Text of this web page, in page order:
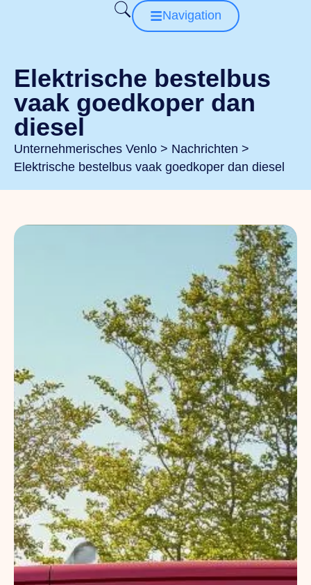
Navigation
Elektrische bestelbus
vaak goedkoper dan
diesel
Unternehmerisches Venlo > Nachrichten >
Elektrische bestelbus vaak goedkoper dan diesel